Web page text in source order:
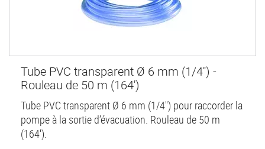
Tube PVC transparent Ø 6 mm (1/4'') -
Rouleau de 50 m (164')
Tube PVC transparent Ø 6 mm (1/4'') pour raccorder la
pompe à la sortie d’évacuation. Rouleau de 50 m
(164').